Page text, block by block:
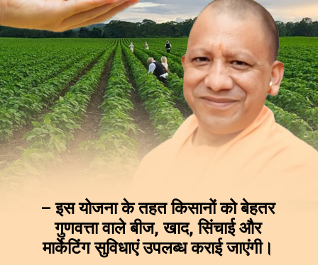
– इस योजना के तहत किसानों को बेहतर
गुणवत्ता वाले बीज, खाद, सिंचाई और
मार्केटिंग सुविधाएं उपलब्ध कराई जाएंगी।